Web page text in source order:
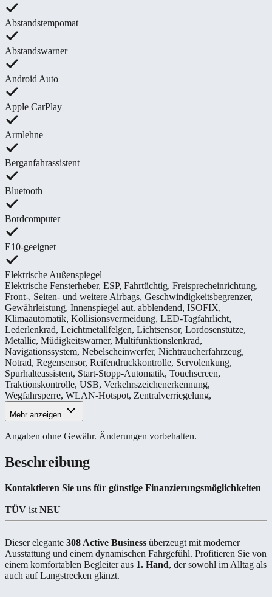
Abstandstempomat
Abstandswarner
Android Auto
Apple CarPlay
Armlehne
Berganfahrassistent
Bluetooth
Bordcomputer
E10-geeignet
Elektrische Außenspiegel
Elektrische Fensterheber, ESP, Fahrtüchtig, Freisprecheinrichtung,
Front-, Seiten- und weitere Airbags, Geschwindigkeitsbegrenzer,
Gewährleistung, Innenspiegel aut. abblendend, ISOFIX,
Klimaautomatik, Kollisionsvermeidung, LED-Tagfahrlicht,
Lederlenkrad, Leichtmetallfelgen, Lichtsensor, Lordosenstütze,
Metallic, Müdigkeitswarner, Multifunktionslenkrad,
Navigationssystem, Nebelscheinwerfer, Nichtraucherfahrzeug,
Notrad, Regensensor, Reifendruckkontrolle, Servolenkung,
Spurhalteassistent, Start-Stopp-Automatik, Touchscreen,
Traktionskontrolle, USB, Verkehrszeichenerkennung,
Wegfahrsperre, WLAN-Hotspot, Zentralverriegelung,
Mehr anzeigen
Angaben ohne Gewähr. Änderungen vorbehalten.
Beschreibung
Kontaktieren Sie uns für günstige Finanzierungsmöglichkeiten
TÜV ist NEU
Dieser elegante 308 Active Business überzeugt mit moderner
Ausstattung und einem dynamischen Fahrgefühl. Profitieren Sie von
einem komfortablen Begleiter aus 1. Hand, der sowohl im Alltag als
auch auf Langstrecken glänzt.